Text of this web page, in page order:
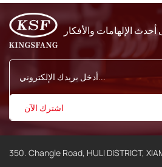
350. Changle Road, HULI DISTRICT,